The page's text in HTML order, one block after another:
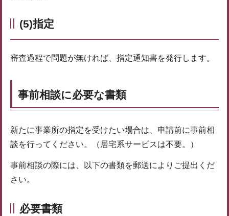
(5)指定
審査過程で問題が無ければ、指定通知書を発行します。
事前相談に必要な書類
新たに事業所の指定を受けたい場合は、申請前に事前相
談を行ってください。（居宅系サービスは不要。）
事前相談の際には、以下の書類を郵送によりご提出くだ
さい。
必要書類